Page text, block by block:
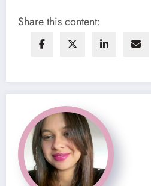
Share this content: